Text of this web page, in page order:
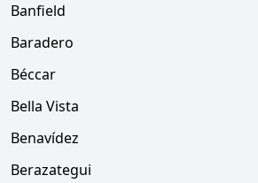
Banfield
Baradero
Béccar
Bella Vista
Benavídez
Berazategui